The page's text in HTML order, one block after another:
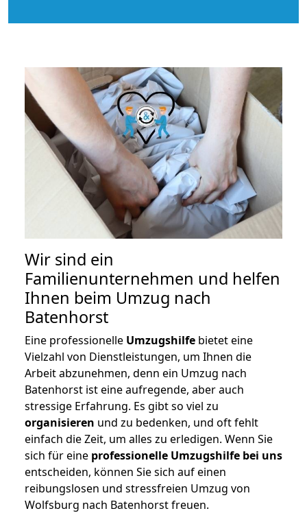
Wir sind ein
Familienunternehmen und helfen
Ihnen beim Umzug nach
Batenhorst
Eine professionelle Umzugshilfe bietet eine
Vielzahl von Dienstleistungen, um Ihnen die
Arbeit abzunehmen, denn ein Umzug nach
Batenhorst ist eine aufregende, aber auch
stressige Erfahrung. Es gibt so viel zu
organisieren und zu bedenken, und oft fehlt
einfach die Zeit, um alles zu erledigen. Wenn Sie
sich für eine professionelle Umzugshilfe bei uns
entscheiden, können Sie sich auf einen
reibungslosen und stressfreien Umzug von
Wolfsburg nach Batenhorst freuen.